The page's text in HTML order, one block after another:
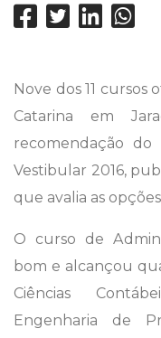
Nove dos 11 cursos
Catarina em
recomendação do
Vestibular 2016,
que avalia as
O curso de
bom e alcançou
Ciências
Engenharia de